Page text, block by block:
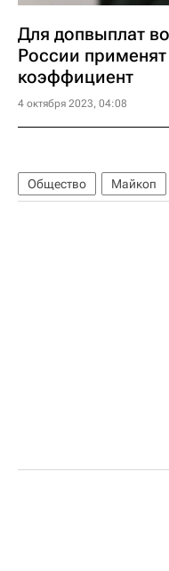
Для допвыплат
России
коэффициент
4 октября 2023, 04:08
Общество Майкоп